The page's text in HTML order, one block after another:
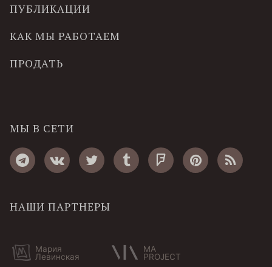
ПУБЛИКАЦИИ
КАК МЫ РАБОТАЕМ
ПРОДАТЬ
МЫ В СЕТИ
НАШИ ПАРТНЕРЫ
Мария
Левинская
MA
PROJECT